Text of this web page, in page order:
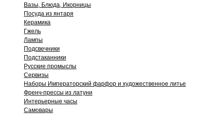
Вазы, Блюда, Икорницы
Посуда из янтаря
Керамика
Гжель
Лампы
Подсвечники
Подстаканники
Русские промыслы
Сервизы
Наборы Императорский фарфор и художественное литье
Френч-прессы из латуни
Интерьерные часы
Самовары